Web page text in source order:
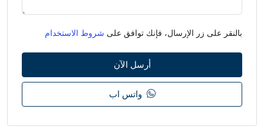
بالنقر على زر الإرسال، فإنك توافق على شروط الاستخدام
أرسل الآن
واتس اب